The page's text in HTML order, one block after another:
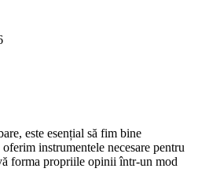
este esențial să fim bine
instrumentele necesare pentru
forma propriile opinii într-un mod